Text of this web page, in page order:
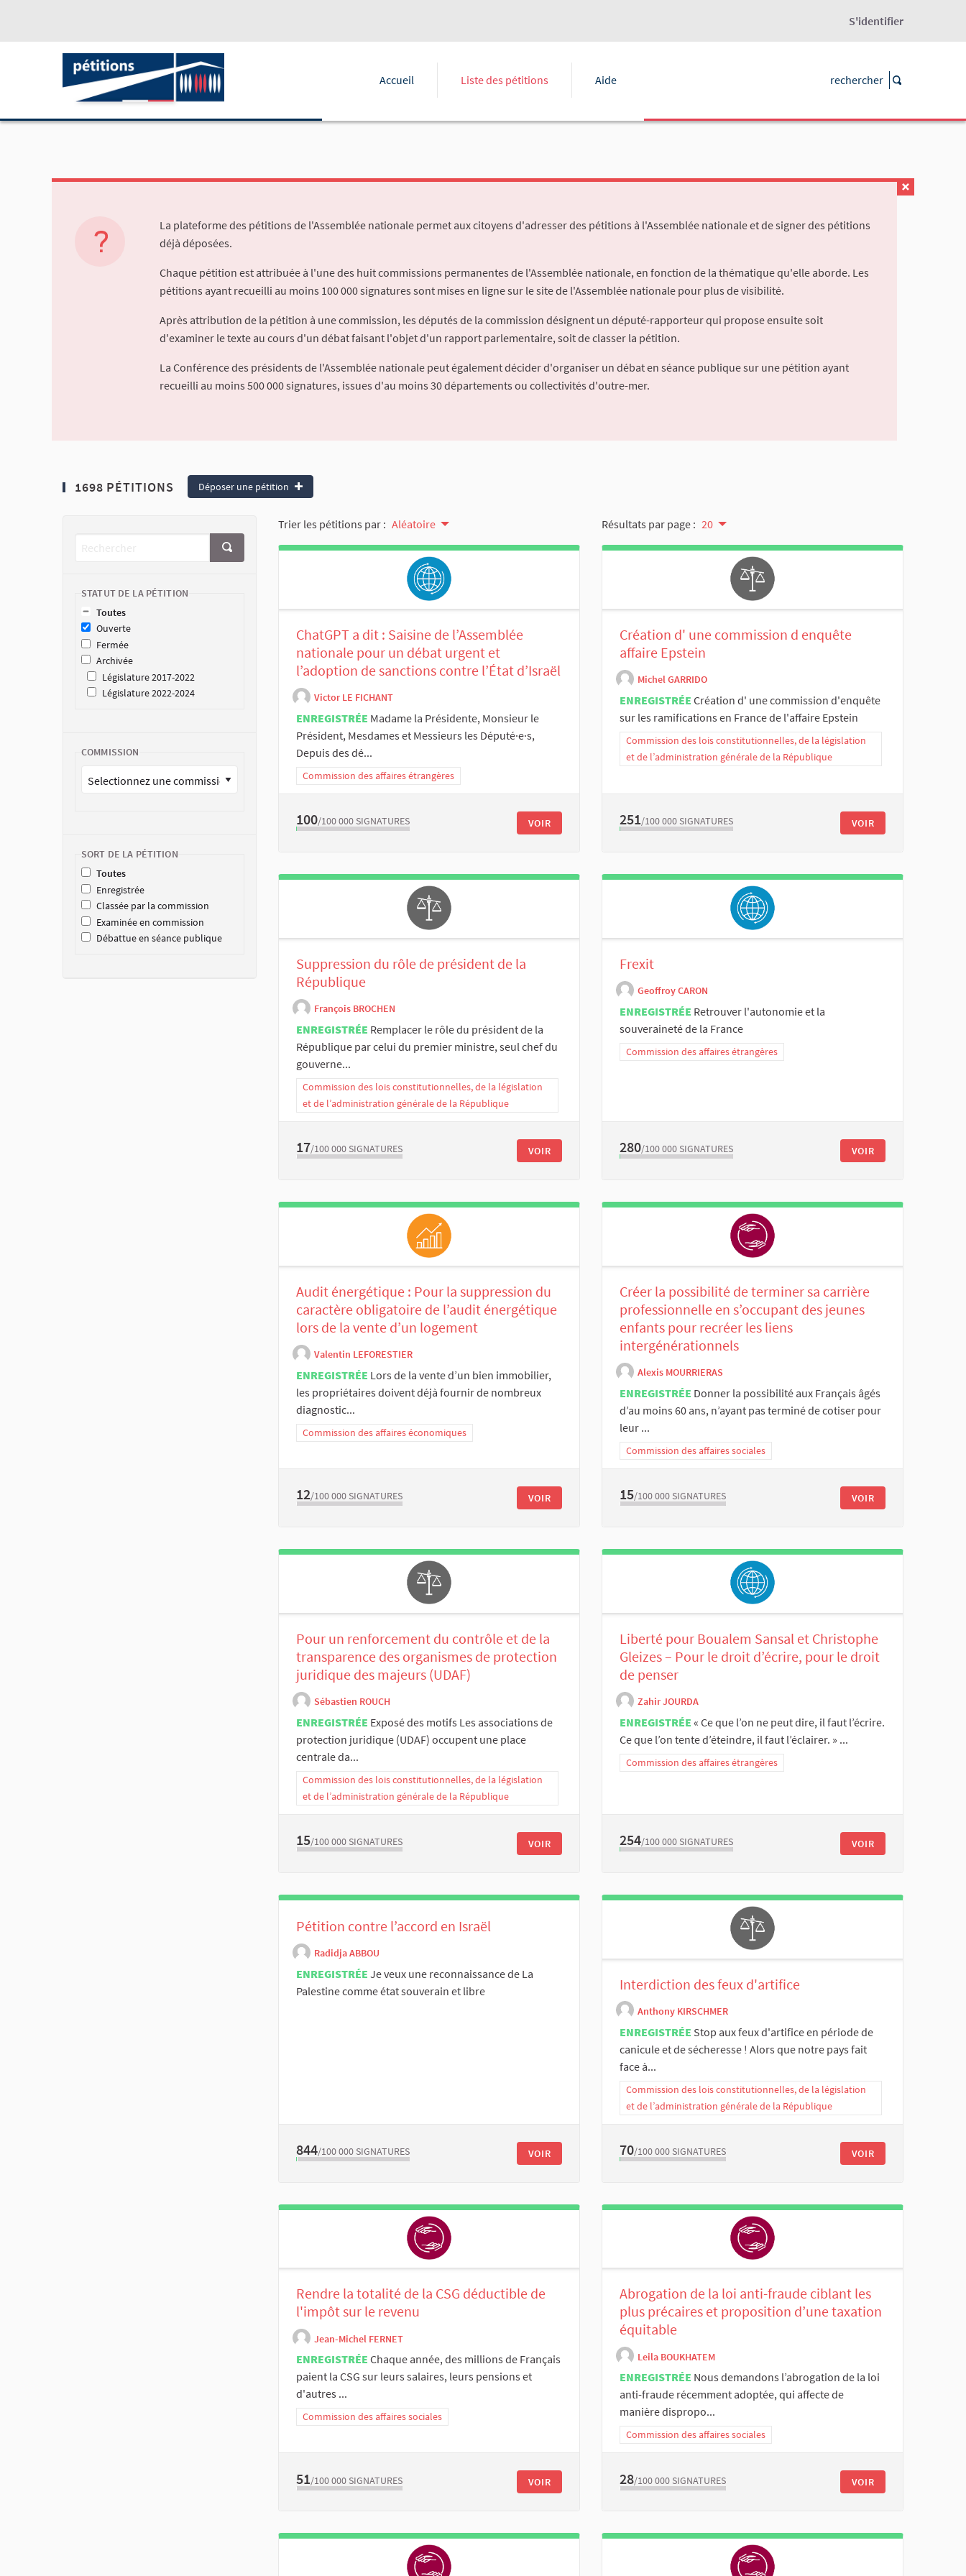
S'identifier
Accueil Liste des pétitions Aide
La plateforme des pétitions de l'Assemblée nationale permet aux citoyens d'adresser des pétitions à l'Assemblée nationale et de signer des pétitions
déjà déposées.
Chaque pétition est attribuée à l'une des huit commissions permanentes de l'Assemblée nationale, en fonction de la thématique qu'elle aborde. Les
pétitions ayant recueilli au moins 100 000 signatures sont mises en ligne sur le site de l'Assemblée nationale pour plus de visibilité.
Après attribution de la pétition à une commission, les députés de la commission désignent un député-rapporteur qui propose ensuite soit
d'examiner le texte au cours d'un débat faisant l'objet d'un rapport parlementaire, soit de classer la pétition.
La Conférence des présidents de l'Assemblée nationale peut également décider d'organiser un débat en séance publique sur une pétition ayant
recueilli au moins 500 000 signatures, issues d'au moins 30 départements ou collectivités d'outre-mer.
1698 PÉTITIONS Déposer une pétition
STATUT DE LA PÉTITION
Toutes
Ouverte
Fermée
Archivée
Législature 2017-2022
Législature 2022-2024
COMMISSION
SORT DE LA PÉTITION
Toutes
Enregistrée
Classée par la commission
Examinée en commission
Débattue en séance publique
Trier les pétitions par : Aléatoire Résultats par page : 20
ChatGPT a dit : Saisine de l’Assemblée
nationale pour un débat urgent et
l’adoption de sanctions contre l’État d’Israël
Victor LE FICHANT
ENREGISTRÉE Madame la Présidente, Monsieur le
Président, Mesdames et Messieurs les Député·e·s,
Depuis des dé...
Commission des affaires étrangères
100/100 000 SIGNATURES VOIR
Création d' une commission d enquête
affaire Epstein
Michel GARRIDO
ENREGISTRÉE Création d' une commission d'enquête
sur les ramifications en France de l'affaire Epstein
Commission des lois constitutionnelles, de la législation
et de l’administration générale de la République
251/100 000 SIGNATURES VOIR
Suppression du rôle de président de la
République
François BROCHEN
ENREGISTRÉE Remplacer le rôle du président de la
République par celui du premier ministre, seul chef du
gouverne...
Commission des lois constitutionnelles, de la législation
et de l’administration générale de la République
17/100 000 SIGNATURES VOIR
Frexit
Geoffroy CARON
ENREGISTRÉE Retrouver l'autonomie et la
souveraineté de la France
Commission des affaires étrangères
280/100 000 SIGNATURES VOIR
Audit énergétique : Pour la suppression du
caractère obligatoire de l’audit énergétique
lors de la vente d’un logement
Valentin LEFORESTIER
ENREGISTRÉE Lors de la vente d’un bien immobilier,
les propriétaires doivent déjà fournir de nombreux
diagnostic...
Commission des affaires économiques
12/100 000 SIGNATURES VOIR
Créer la possibilité de terminer sa carrière
professionnelle en s’occupant des jeunes
enfants pour recréer les liens
intergénérationnels
Alexis MOURRIERAS
ENREGISTRÉE Donner la possibilité aux Français âgés
d’au moins 60 ans, n’ayant pas terminé de cotiser pour
leur ...
Commission des affaires sociales
15/100 000 SIGNATURES VOIR
Pour un renforcement du contrôle et de la
transparence des organismes de protection
juridique des majeurs (UDAF)
Sébastien ROUCH
ENREGISTRÉE Exposé des motifs Les associations de
protection juridique (UDAF) occupent une place
centrale da...
Commission des lois constitutionnelles, de la législation
et de l’administration générale de la République
15/100 000 SIGNATURES VOIR
Liberté pour Boualem Sansal et Christophe
Gleizes – Pour le droit d’écrire, pour le droit
de penser
Zahir JOURDA
ENREGISTRÉE « Ce que l’on ne peut dire, il faut l’écrire.
Ce que l’on tente d’éteindre, il faut l’éclairer. » ...
Commission des affaires étrangères
254/100 000 SIGNATURES VOIR
Pétition contre l’accord en Israël
Radidja ABBOU
ENREGISTRÉE Je veux une reconnaissance de La
Palestine comme état souverain et libre
844/100 000 SIGNATURES VOIR
Interdiction des feux d'artifice
Anthony KIRSCHMER
ENREGISTRÉE Stop aux feux d'artifice en période de
canicule et de sécheresse ! Alors que notre pays fait
face à...
Commission des lois constitutionnelles, de la législation
et de l’administration générale de la République
70/100 000 SIGNATURES VOIR
Rendre la totalité de la CSG déductible de
l'impôt sur le revenu
Jean-Michel FERNET
ENREGISTRÉE Chaque année, des millions de Français
paient la CSG sur leurs salaires, leurs pensions et
d'autres ...
Commission des affaires sociales
51/100 000 SIGNATURES VOIR
Abrogation de la loi anti-fraude ciblant les
plus précaires et proposition d’une taxation
équitable
Leila BOUKHATEM
ENREGISTRÉE Nous demandons l’abrogation de la loi
anti-fraude récemment adoptée, qui affecte de
manière dispropo...
Commission des affaires sociales
28/100 000 SIGNATURES VOIR